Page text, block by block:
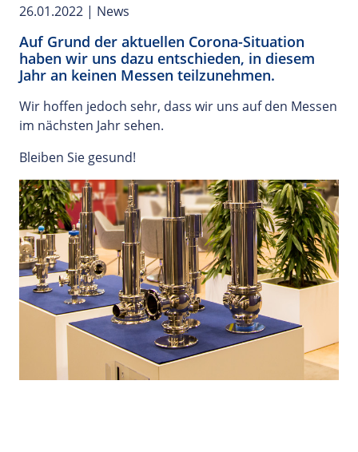
26.01.2022 | News
Auf Grund der aktuellen Corona-Situation
haben wir uns dazu entschieden, in diesem
Jahr an keinen Messen teilzunehmen.
Wir hoffen jedoch sehr, dass wir uns auf den Messen
im nächsten Jahr sehen.
Bleiben Sie gesund!